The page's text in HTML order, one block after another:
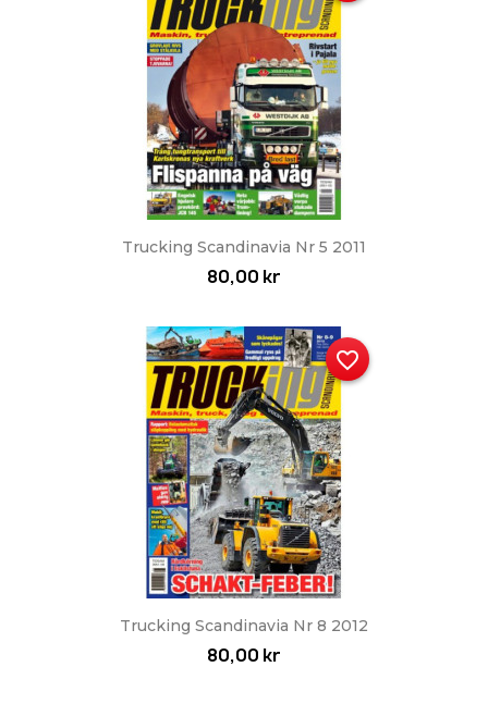
Trucking Scandinavia Nr 5 2011
80,00 kr
Trucking Scandinavia Nr 8 2012
80,00 kr
favorite_border